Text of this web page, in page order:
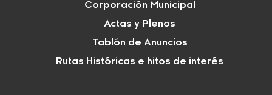
Corporación Municipal
Actas y Plenos
Tablón de Anuncios
Rutas Históricas e hitos de interés